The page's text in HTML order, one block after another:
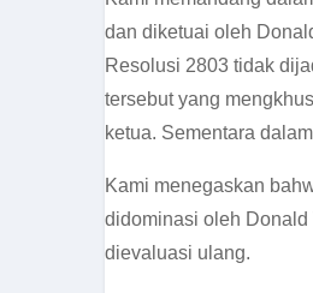
dan diketuai oleh
Resolusi 2803 tidak
tersebut yang
ketua. Sementara
Kami menegaskan
didominasi oleh Donald
dievaluasi ulang.